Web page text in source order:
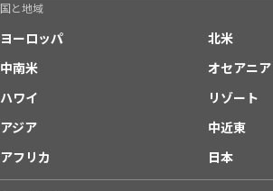
国と地域
ヨーロッパ
北米
中南米
オセアニア
ハワイ
リゾート
アジア
中近東
アフリカ
日本